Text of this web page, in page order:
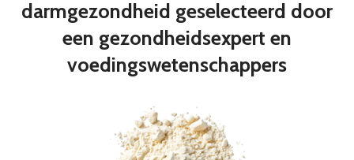
darmgezondheid geselecteerd door
een gezondheidsexpert en
voedingswetenschappers